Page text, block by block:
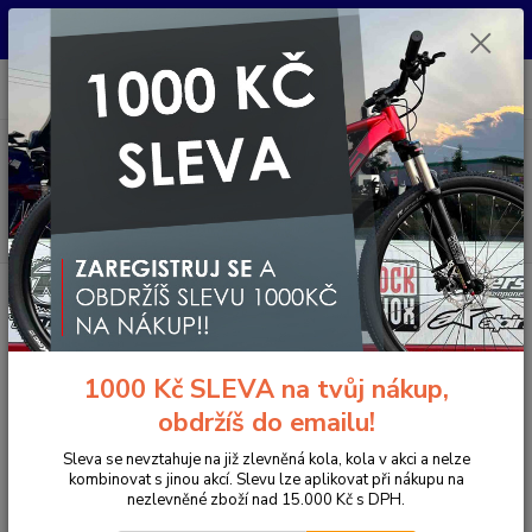
Pro nachystání kola / doplňků na prodejně si prosím zavolejte dopředu.
Menu
CZK
Hledat
+420 733 792 733
PO-PÁ 10:00-17:00 | SO: 9:00-12:00
Úvod Komponenty na kolo Pedály MTB / Enduro / Trail
PEDÁLY
ICE BUTCH OILSLICK
PEDÁLY ICE BUTCH OILSLICK
1000 Kč SLEVA na tvůj nákup,
obdržíš do emailu!
Sleva se nevztahuje na již zlevněná kola, kola v akci a nelze
kombinovat s jinou akcí. Slevu lze aplikovat při nákupu na
nezlevněné zboží nad 15.000 Kč s DPH.